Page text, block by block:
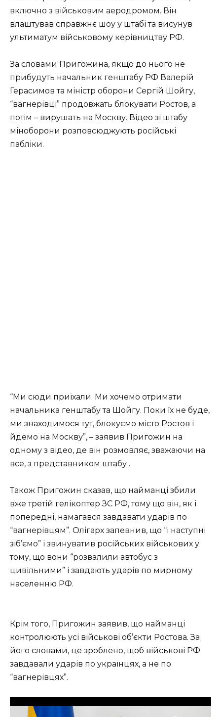
включно з військовим аеродромом. Він
влаштував справжнє шоу у штабі та висунув
ультиматум військовому керівництву РФ.
За словами Пригожина, якщо до нього не
прибудуть начальник генштабу РФ Валерій
Герасимов та міністр оборони Сергій Шойгу,
“вагнерівці” продовжать блокувати Ростов, а
потім – вирушать на Москву. Відео зі штабу
міноборони розповсюджують російські
пабліки.
“Ми сюди приїхали. Ми хочемо отримати
начальника генштабу та Шойгу. Поки їх не буде,
ми знаходимося тут, блокуємо місто Ростов і
йдемо на Москву”, – заявив Пригожин на
одному з відео, де він розмовляє, зважаючи на
все, з представником штабу .
Також Пригожин сказав, що найманці збили
вже третій гелікоптер ЗС РФ, тому що він, як і
попередні, намагався завдавати ударів по
“вагнерівцям”. Олігарх запевнив, що “і наступні
зіб’ємо” і звинуватив російських військових у
тому, що вони “розвалили автобус з
цивільними” і завдають ударів по мирному
населенню РФ.
Крім того, Пригожин заявив, що найманці
контролюють усі військові об’єкти Ростова. За
його словами, це зроблено, щоб військові РФ
завдавали ударів по українцях, а не по
“вагнерівцях”.